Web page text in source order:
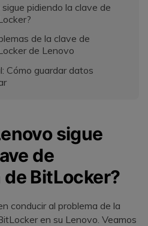
pidiendo la clave de
de la clave de
de Lenovo
Cómo guardar datos
sigue
de
BitLocker?
conducir al problema de la
en su Lenovo. Veamos